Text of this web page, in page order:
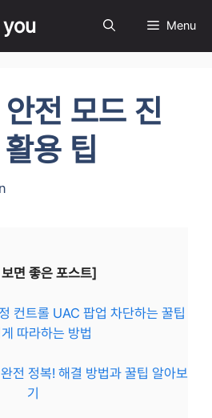
Menu
전 모드 진
용 팁
면 좋은 포스트]
컨트롤 UAC 팝업 차단하는 꿀팁
따라하는 방법
정복! 해결 방법과 꿀팁 알아보
기